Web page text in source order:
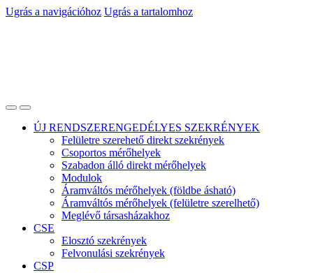
Ugrás a navigációhoz Ugrás a tartalomhoz
ÚJ RENDSZERENGEDÉLYES SZEKRÉNYEK
Felületre szerehető direkt szekrények
Csoportos mérőhelyek
Szabadon álló direkt mérőhelyek
Modulok
Áramváltós mérőhelyek (földbe ásható)
Áramváltós mérőhelyek (felületre szerelhető)
Meglévő társasházakhoz
CSE
Elosztó szekrények
Felvonulási szekrények
CSP